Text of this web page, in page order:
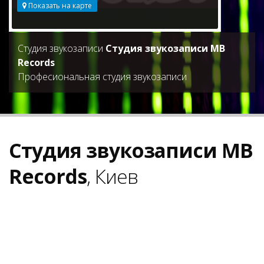
Показать на карте
Студия звукозаписи Студия звукозаписи MB
Records
Професиональная студия звукозаписи
Студия звукозаписи MB
Records, Киев